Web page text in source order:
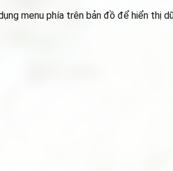
menu phía trên bản đồ để hiển thị